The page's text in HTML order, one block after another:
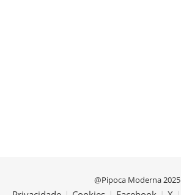
@Pipoca Moderna 2025